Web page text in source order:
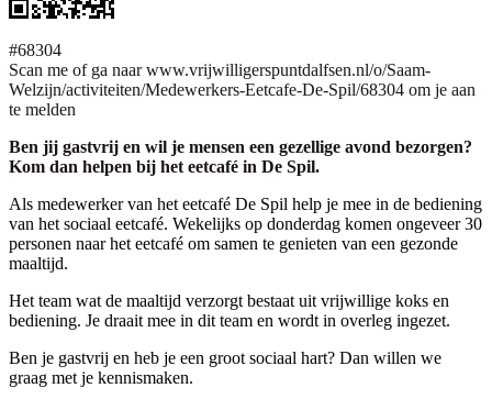
#68304
Scan me of ga naar www.vrijwilligerspuntdalfsen.nl/o/Saam-
Welzijn/activiteiten/Medewerkers-Eetcafe-De-Spil/68304 om je aan
te melden
Ben jij gastvrij en wil je mensen een gezellige avond bezorgen?
Kom dan helpen bij het eetcafé in De Spil.
Als medewerker van het eetcafé De Spil help je mee in de bediening
van het sociaal eetcafé. Wekelijks op donderdag komen ongeveer 30
personen naar het eetcafé om samen te genieten van een gezonde
maaltijd.
Het team wat de maaltijd verzorgt bestaat uit vrijwillige koks en
bediening. Je draait mee in dit team en wordt in overleg ingezet.
Ben je gastvrij en heb je een groot sociaal hart? Dan willen we
graag met je kennismaken.